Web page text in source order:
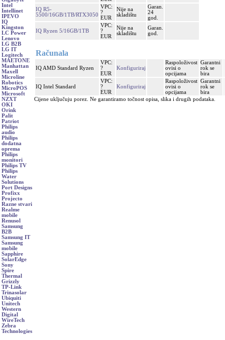
Intel
Intellinet
IPEVO
IQ
Kingston
LC Power
Lenovo
LG B2B
LG IT
Logitech
MAETONE
Manhattan
Maxell
Microline
Robotics
MicroPOS
Microsoft
NZXT
OKI
Orink
Palit
Patriot
Philips
audio
Philips
dodatna
oprema
Philips
monitori
Philips TV
Philips
Water
Solutions
Port Designs
Profixx
Projecto
Razne stvari
Realme
mobile
Renusol
Samsung
B2B
Samsung IT
Samsung
mobile
Sapphire
SolarEdge
Sony
Spire
Thermal
Grizzly
TP-Link
Trinasolar
Ubiquiti
Unitech
Western
Digital
WireTech
Zebra
Technologies
IQ R5-
5500/16GB/1TB/RTX3050
VPC:
?
EUR
Nije na
skladištu
Garan.
24
god.
IQ Ryzen 5/16GB/1TB
VPC:
?
EUR
Nije na
skladištu
Garan.
god.
Računala
IQ AMD Standard Ryzen
VPC:
?
EUR
Konfiguriraj
Raspoloživost
ovisi o
opcijama
Garantni
rok se
bira
IQ Intel Standard
VPC:
?
EUR
Konfiguriraj
Raspoloživost
ovisi o
opcijama
Garantni
rok se
bira
Cijene uključuju porez. Ne garantiramo točnost opisa, slika i drugih podataka.